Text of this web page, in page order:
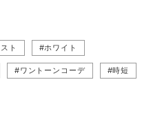
ト #ホワイト
#ワントーンコーデ #時短